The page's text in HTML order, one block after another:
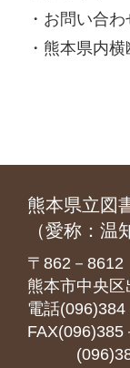
・お問い合
・熊本県内
熊本県立図
（愛称：温
〒862－8612
熊本市中央
電話(096)384
FAX(096)385
(096)385